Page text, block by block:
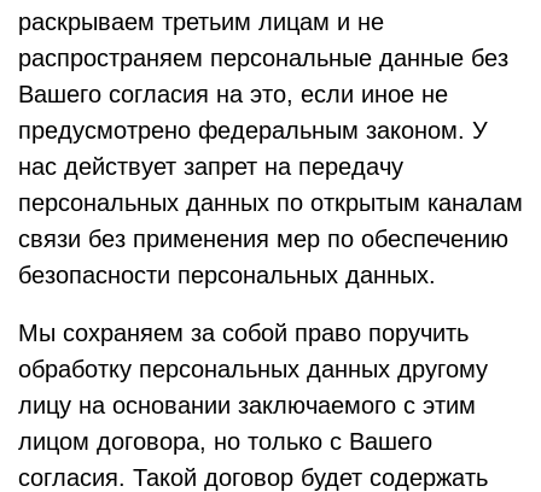
раскрываем третьим лицам и не
распространяем персональные данные без
Вашего согласия на это, если иное не
предусмотрено федеральным законом. У
нас действует запрет на передачу
персональных данных по открытым каналам
связи без применения мер по обеспечению
безопасности персональных данных.
Мы сохраняем за собой право поручить
обработку персональных данных другому
лицу на основании заключаемого с этим
лицом договора, но только с Вашего
согласия. Такой договор будет содержать